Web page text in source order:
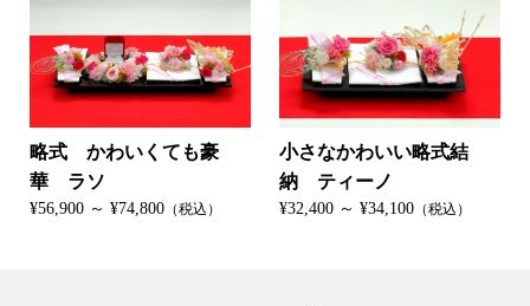
略式 かわいくても豪
華 ラソ
¥56,900 ～ ¥74,800（税込）
小さなかわいい略式結
納 ティーノ
¥32,400 ～ ¥34,100 （税込）